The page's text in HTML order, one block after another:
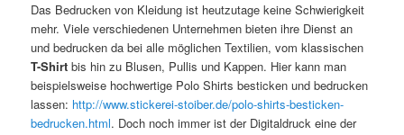
Das Bedrucken von Kleidung ist heutzutage keine Schwierigkeit
mehr. Viele verschiedenen Unternehmen bieten ihre Dienst an
und bedrucken da bei alle möglichen Textilien, vom klassischen
T-Shirt bis hin zu Blusen, Pullis und Kappen. Hier kann man
beispielsweise hochwertige Polo Shirts besticken und bedrucken
lassen: http://www.stickerei-stoiber.de/polo-shirts-besticken-
bedrucken.html. Doch noch immer ist der Digitaldruck eine der